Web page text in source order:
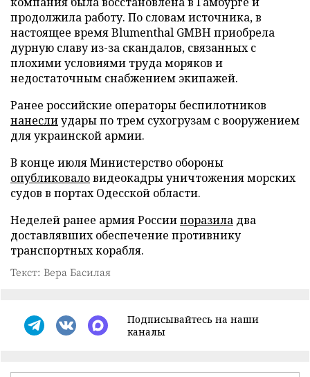
продолжила работу. По словам источника, в
настоящее время Blumenthal GMBH приобрела
дурную славу из-за скандалов, связанных с
плохими условиями труда моряков и
недостаточным снабжением экипажей.
Ранее российские операторы беспилотников
нанеслиудары по трем сухогрузам с вооружением
для украинской армии.
В конце июля Министерство обороны
опубликоваловидеокадры уничтожения морских
судов в портах Одесской области.
Неделей ранее армия Россиипоразила два
доставлявших обеспечение противнику
транспортных корабля.
Текст: Вера Басилая
Подписывайтесь на наши
каналы